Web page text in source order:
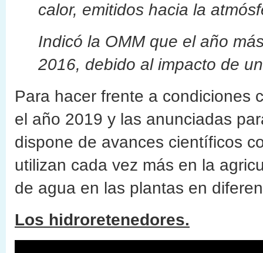
calor, emitidos hacia la
Indicó la OMM que el año
2016, debido al impacto de
Para hacer frente a condiciones
el año 2019 y las anunciadas
dispone de avances científicos
utilizan cada vez más en la
de agua en las plantas en
Los hidroretenedores.